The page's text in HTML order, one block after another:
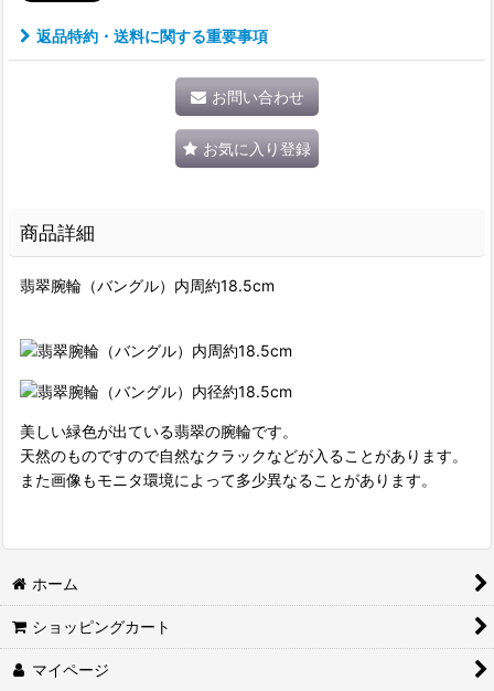
返品特約・送料に関する重要事項
お問い合わせ
お気に入り登録
商品詳細
翡翠腕輪（バングル）内周約18.5cm
美しい緑色が出ている翡翠の腕輪です。
天然のものですので自然なクラックなどが入ることがあります。
また画像もモニタ環境によって多少異なることがあります。
ホーム
ショッピングカート
マイページ